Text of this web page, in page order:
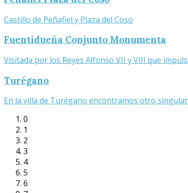
Castillo de Peñafiel y Plaza del Coso
Fuentidueña Conjunto Monumenta
Visitada por los Reyes Alfonso VII y VIII que
Turégano
En la villa de Turégano encontramos otro
0
1
2
3
4
5
6